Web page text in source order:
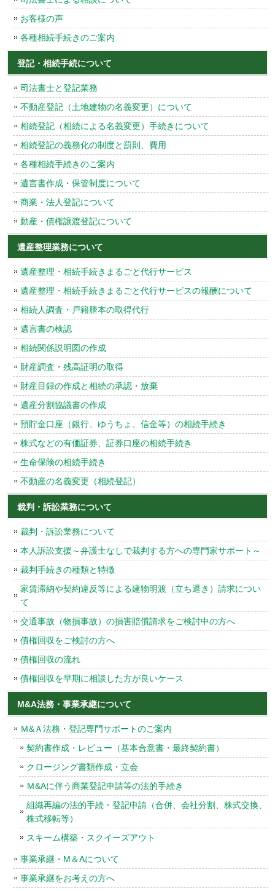
お客様の声
各種相続手続きのご案内
登記・相続手続について
司法書士と登記業務
不動産登記（土地建物の名義変更）について
相続登記（相続による名義変更）手続きについて
相続登記の義務化の制度と罰則、費用
各種相続手続きのご案内
遺言書作成・保管制度について
商業・法人登記について
動産・債権譲渡登記について
遺産整理業務について
遺産整理・相続手続きまるごと代行サービス
遺産整理・相続手続きまるごと代行サービスの報酬について
相続人調査・戸籍謄本の取得代行
遺言書の検認
相続関係説明図の作成
財産調査・残高証明の取得
財産目録の作成と相続の承認・放棄
遺産分割協議書の作成
預貯金口座（銀行、ゆうちょ、信金等）の相続手続き
株式などの有価証券、証券口座の相続手続き
生命保険の相続手続き
不動産の名義変更（相続登記）
裁判・訴訟業務について
裁判・訴訟業務について
本人訴訟支援～弁護士なしで裁判する方への専門家サポート～
裁判手続きの種類と特徴
家賃滞納や契約違反等による建物明渡（立ち退き）請求につい
て
交通事故（物損事故）の損害賠償請求をご検討中の方へ
債権回収をご検討の方へ
債権回収の流れ
債権回収を早期に相談した方が良いケース
M&A法務・事業承継について
Ｍ&Ａ法務・登記専門サポートのご案内
契約書作成・レビュー（基本合意書・最終契約書）
クロージング書類作成・立会
Ｍ&Aに伴う商業登記申請等の法的手続き
組織再編の法的手続・登記申請（合併、会社分割、株式交換、
株式移転等）
スキーム構築・スクイーズアウト
事業承継・M＆Aについて
事業承継をお考えの方へ